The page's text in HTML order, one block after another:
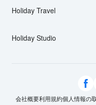
Holiday Travel
Holiday Studio
会社概要利用規約個人情報の